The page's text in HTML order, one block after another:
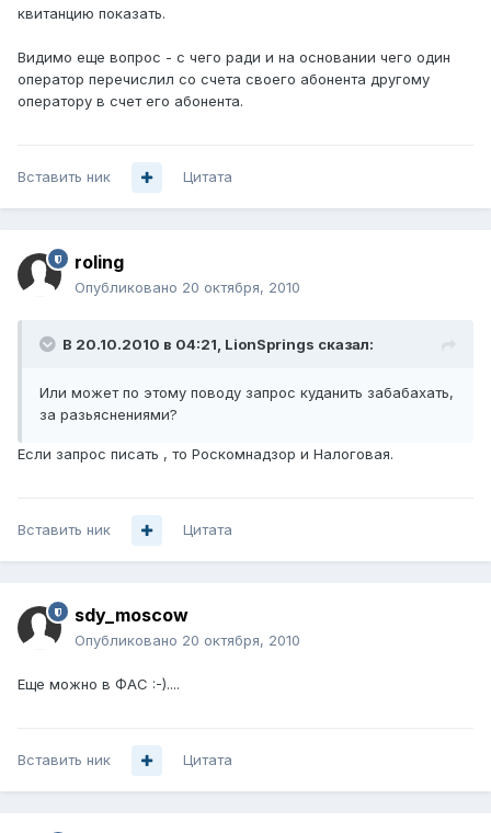
квитанцию показать.
Видимо еще вопрос - с чего ради и на основании чего один
оператор перечислил со счета своего абонента другому
оператору в счет его абонента.
Вставить ник Цитата
roling
Опубликовано 20 октября, 2010
В 20.10.2010 в 04:21, LionSprings сказал:
Или может по этому поводу запрос куданить забабахать,
за разьяснениями?
Если запрос писать , то Роскомнадзор и Налоговая.
Вставить ник Цитата
sdy_moscow
Опубликовано 20 октября, 2010
Еще можно в ФАС :-)....
Вставить ник Цитата